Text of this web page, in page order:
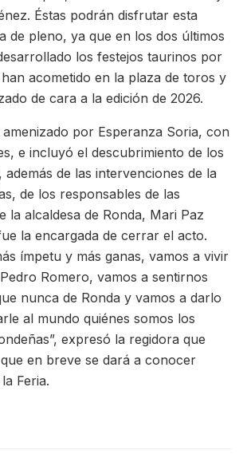
Éstas podrán disfrutar esta
de pleno, ya que en los dos últimos
los festejos taurinos por
acometido en la plaza de toros y
de cara a la edición de 2026.
por Esperanza Soria, con
e incluyó el descubrimiento de los
además de las intervenciones de la
de los responsables de las
la alcaldesa de Ronda, Mari Paz
la encargada de cerrar el acto.
ímpetu y más ganas, vamos a vivir
Romero, vamos a sentirnos
nunca de Ronda y vamos a darlo
al mundo quiénes somos los
expresó la regidora que
en breve se dará a conocer
Feria.